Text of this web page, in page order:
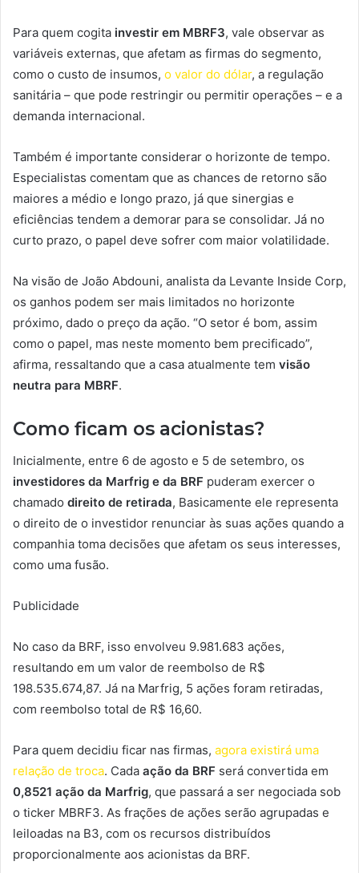
Para quem cogita investir em MBRF3, vale observar as
variáveis externas, que afetam as firmas do segmento,
como o custo de insumos, o valor do dólar, a regulação
sanitária – que pode restringir ou permitir operações – e a
demanda internacional.
Também é importante considerar o horizonte de tempo.
Especialistas comentam que as chances de retorno são
maiores a médio e longo prazo, já que sinergias e
eficiências tendem a demorar para se consolidar. Já no
curto prazo, o papel deve sofrer com maior volatilidade.
Na visão de João Abdouni, analista da Levante Inside Corp,
os ganhos podem ser mais limitados no horizonte
próximo, dado o preço da ação. “O setor é bom, assim
como o papel, mas neste momento bem precificado”,
afirma, ressaltando que a casa atualmente tem visão
neutra para MBRF.
Como ficam os acionistas?
Inicialmente, entre 6 de agosto e 5 de setembro, os
investidores da Marfrig e da BRF puderam exercer o
chamado direito de retirada, Basicamente ele representa
o direito de o investidor renunciar às suas ações quando a
companhia toma decisões que afetam os seus interesses,
como uma fusão.
Publicidade
No caso da BRF, isso envolveu 9.981.683 ações,
resultando em um valor de reembolso de R$
198.535.674,87. Já na Marfrig, 5 ações foram retiradas,
com reembolso total de R$ 16,60.
Para quem decidiu ficar nas firmas, agora existirá uma
relação de troca. Cada ação da BRF será convertida em
0,8521 ação da Marfrig, que passará a ser negociada sob
o ticker MBRF3. As frações de ações serão agrupadas e
leiloadas na B3, com os recursos distribuídos
proporcionalmente aos acionistas da BRF.